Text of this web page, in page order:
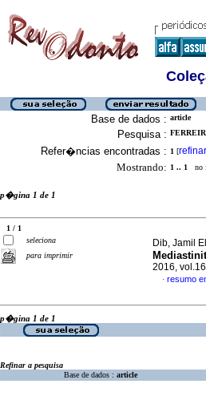
Base de dados : article
Pesquisa :
Refer�ncias encontradas : 1 [refinar
Mostrando: 1 .. 1 no
p�gina 1 de 1
1 / 1
seleciona
para imprimir
Dib, Jamil
2016,
· resumo
p�gina 1 de 1
Refinar a pesquisa
Base de dados : article